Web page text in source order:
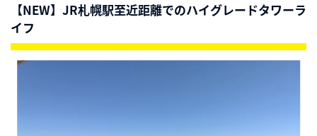
【NEW】JR札幌駅至近距離でのハイグレードタワーラ
イフ